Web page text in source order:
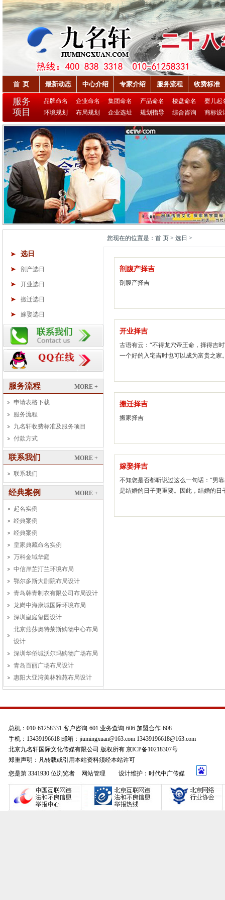
首 页 最新动态 中心介绍 专家介绍 服务流程 收费标准
服务
项目
品牌命名 企业命名 集团命名 产品命名 楼盘命名
婴儿起
环境规划
布局规划 企业选址 规划指导 综合咨询 商标设
您现在的位置是：首 页 > 选日 >
选日
剖产选日
开业选日
搬迁选日
嫁娶选日
MORE +
服务流程
申请表格下载
服务流程
九名轩收费标准及服务项目
付款方式
MORE +
联系我们
联系我们
MORE +
经典案例
起名实例
经典案例
经典案例
皇家典藏命名实例
万科金域华庭
中信岸芷汀兰环境布局
鄂尔多斯大剧院布局设计
青岛韩青制衣有限公司布局设计
龙岗中海康城国际环境布局
深圳皇庭玺园设计
北京燕莎奥特莱斯购物中心布局
设计
深圳华侨城沃尔玛购物广场布局
青岛百丽广场布局设计
惠阳大亚湾美林雅苑布局设计
剖腹产择吉
剖腹产择吉
开业择吉
古语有云：“不得龙穴帝王命，择得吉
一个好的入宅吉时也可以成为富贵之家
搬迁择吉
搬家择吉
嫁娶择吉
不知您是否都听说过这么一句话：“男
是结婚的日子更重要。因此，结婚的
总机：010-61258331 客户咨询-601 业务查询-606 加盟合作-608
手机：13439196618 邮箱：jiumingxuan@163.com 13439196618@163.com
北京九名轩国际文化传媒有限公司 版权所有 京ICP备10218307号
郑重声明：凡转载或引用本站资料须经本站许可
您是第 3341930 位浏览者
网站管理 设计维护：时代中广传媒